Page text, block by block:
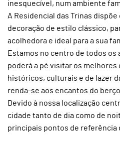
inesquecível, num ambiente
A Residencial das Trinas
decoração de estilo clássico,
acolhedora e ideal para a sua
Estamos no centro de todos
poderá a pé visitar os
históricos, culturais e de lazer
renda-se aos encantos do
Devido à nossa localização
cidade tanto de dia como de
principais pontos de referência